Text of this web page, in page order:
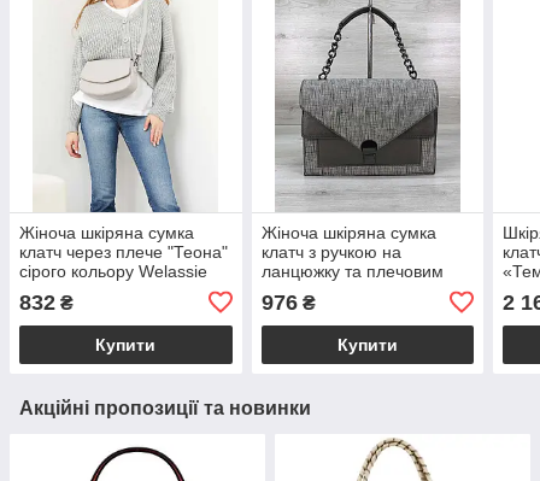
Жіноча шкіряна сумка
клатч через плече "Теона"
сірого кольору Welassie
832 ₴
Купити
Жіноча шкіряна сумка
клатч з ручкою на
ланцюжку та плечовим
ременем «Amber» сірий
блиск Welassie
976₴
Купити
2
Акційні пропозиції та новинки